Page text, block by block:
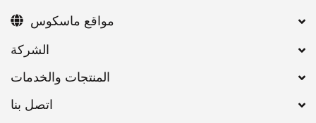
اتصل بنا
مواقع ماسكوس